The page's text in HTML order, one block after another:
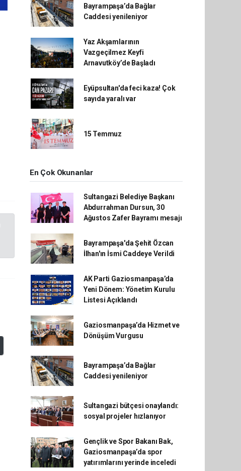
Bayrampaşa’da Bağlar
Caddesi yenileniyor
Yaz Akşamlarının
Vazgeçilmez Keyfi
Arnavutköy’de Başladı
Eyüpsultan'da feci kaza! Çok
sayıda yaralı var
15 Temmuz
En Çok Okunanlar
Sultangazi Belediye Başkanı
Abdurrahman Dursun, 30
Ağustos Zafer Bayramı mesajı
Bayrampaşa'da Şehit Özcan
İlhan'ın İsmi Caddeye Verildi
AK Parti Gaziosmanpaşa’da
Yeni Dönem: Yönetim Kurulu
Listesi Açıklandı
Gaziosmanpaşa’da Hizmet ve
Dönüşüm Vurgusu
Bayrampaşa’da Bağlar
Caddesi yenileniyor
Sultangazi bütçesi onaylandı:
sosyal projeler hızlanıyor
Gençlik ve Spor Bakanı Bak,
Gaziosmanpaşa’da spor
yatırımlarını yerinde inceledi